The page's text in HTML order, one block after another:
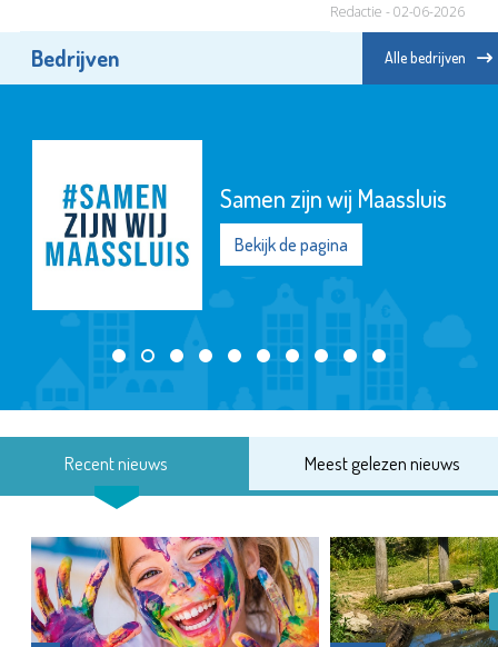
Redactie - 02-06-2026
Bedrijven Alle bedrijven
Samen zijn wij Maassluis
Bekijk de pagina
Recent nieuws Meest gelezen nieuws